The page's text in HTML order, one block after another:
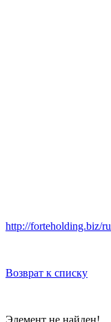
http://forteholding.biz/
Возврат к списку
Элемент не найден!